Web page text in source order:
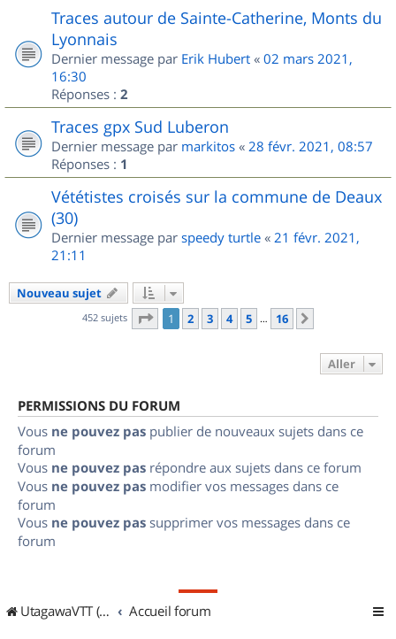
Traces autour de Sainte-Catherine, Monts du
Lyonnais
Dernier message par Erik Hubert « 02 mars 2021,
16:30
Réponses : 2
Traces gpx Sud Luberon
Dernier message par markitos « 28 févr. 2021, 08:57
Réponses : 1
Vététistes croisés sur la commune de Deaux
(30)
Dernier message par speedy turtle « 21 févr. 2021,
21:11
Nouveau sujet
452 sujets Page 1sur
1 2 3 4 5 … 16
Aller
PERMISSIONS DU FORUM
Vous ne pouvez pas publier de nouveaux sujets dans ce
forum
Vous ne pouvez pas répondre aux sujets dans ce forum
Vous ne pouvez pas modifier vos messages dans ce
forum
Vous ne pouvez pas supprimer vos messages dans ce
forum
UtagawaVTT (Randos VTT et VTTAE avec traces GPS) Accueil forum